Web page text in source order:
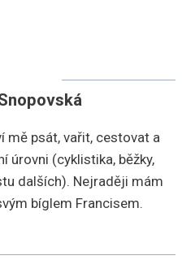
mě psát, vařit, cestovat a
úrovni (cyklistika, běžky,
dalších). Nejraději mám
bíglem Francisem.